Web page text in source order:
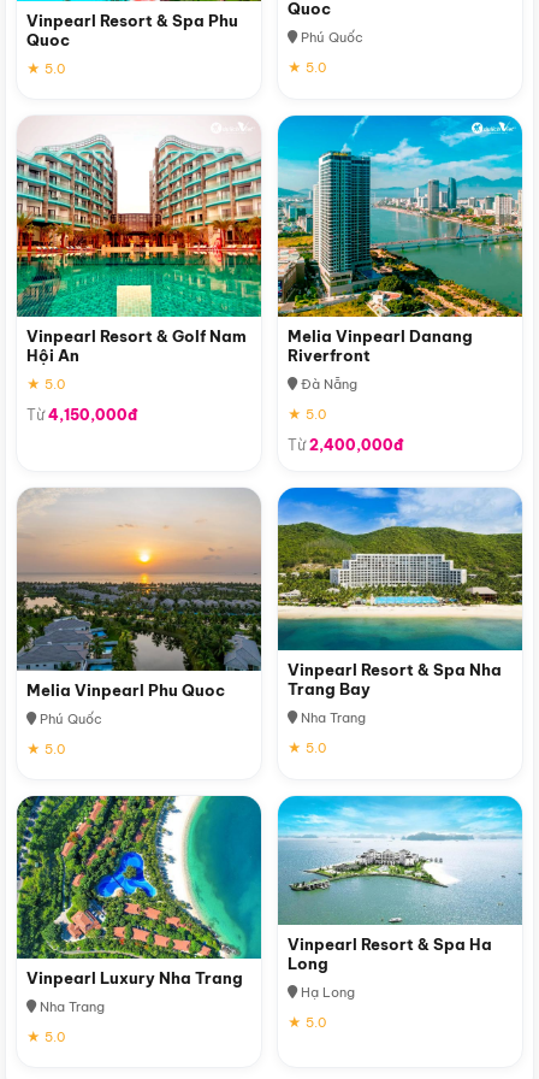
Vinpearl Resort & Spa Phu
Quoc
★ 5.0
Quoc
Phú Quốc
★ 5.0
Vinpearl Resort & Golf Nam
Hội An
★ 5.0
Từ4,150,000đ
Melia Vinpearl Danang
Riverfront
Đà Nẵng
★ 5.0
Từ2,400,000đ
Melia Vinpearl Phu Quoc
Phú Quốc
★ 5.0
Vinpearl Resort & Spa Nha
Trang Bay
Nha Trang
★ 5.0
Vinpearl Luxury Nha Trang
Nha Trang
★ 5.0
Vinpearl Resort & Spa Ha
Long
Hạ Long
★ 5.0